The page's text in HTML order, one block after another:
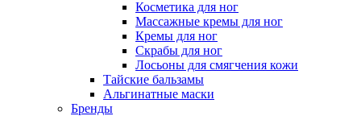
Косметика для ног
Массажные кремы для ног
Кремы для ног
Скрабы для ног
Лосьоны для смягчения кожи
Тайские бальзамы
Альгинатные маски
Бренды